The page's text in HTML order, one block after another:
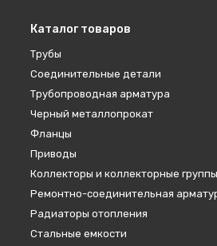
Каталог товаров
Трубы
Соединительные детали
Трубопроводная арматура
Черный металлопрокат
Фланцы
Приводы
Коллекторы и коллекторные группы
Ремонтно-соединительная
Радиаторы отопления
Стальные емкости